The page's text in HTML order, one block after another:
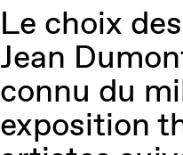
Le choix
Jean
connu du
exposition